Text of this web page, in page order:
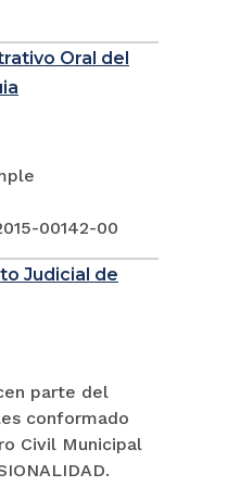
Oral del
00142-00
Judicial de
parte del
conformado
Civil Municipal